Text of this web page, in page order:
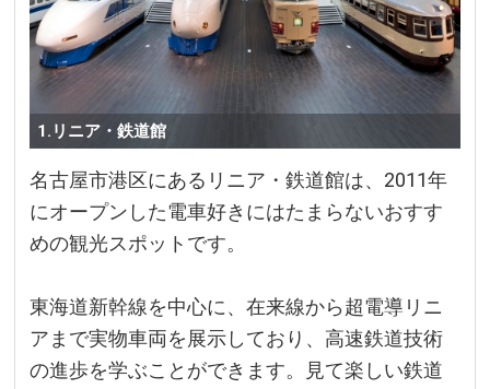
1.リニア・鉄道館
名古屋市港区にあるリニア・鉄道館は、2011年
にオープンした電車好きにはたまらないおすす
めの観光スポットです。
東海道新幹線を中心に、在来線から超電導リニ
アまで実物車両を展示しており、高速鉄道技術
の進歩を学ぶことができます。見て楽しい鉄道